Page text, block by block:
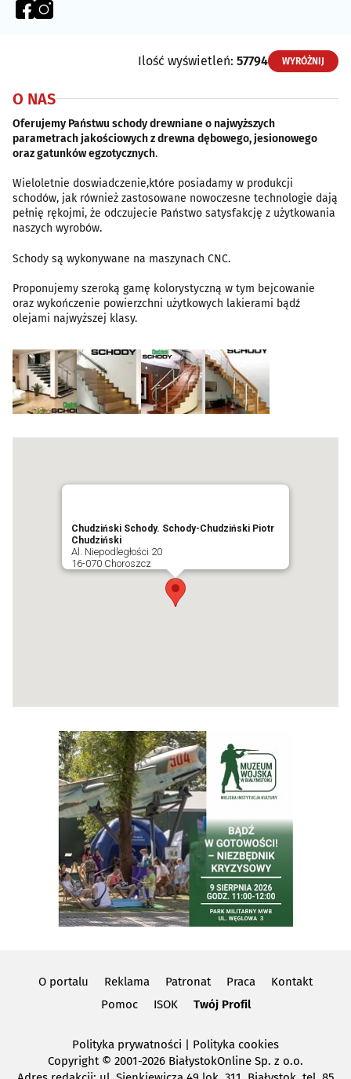
Ilość wyświetleń: 57794 WYRÓŻNIJ
O NAS
Oferujemy Państwu schody drewniane o najwyższych
parametrach jakościowych z drewna dębowego, jesionowego
oraz gatunków egzotycznych.
Wieloletnie doswiadczenie,które posiadamy w produkcji
schodów, jak również zastosowane nowoczesne technologie dają
pełnię rękojmi, że odczujecie Państwo satysfakcję z użytkowania
naszych wyrobów.
Schody są wykonywane na maszynach CNC.
Proponujemy szeroką gamę kolorystyczną w tym bejcowanie
oraz wykończenie powierzchni użytkowych lakierami bądź
olejami najwyższej klasy.
Chudziński Schody. Schody-Chudziński Piotr
Chudziński
Al. Niepodległości 20
16-070 Choroszcz
O portalu Reklama Patronat Praca
Kontakt
Pomoc
ISOK Twój Profil
Polityka prywatności
Polityka cookies
Copyright© 2001-2026 BiałystokOnline Sp. z o.o.